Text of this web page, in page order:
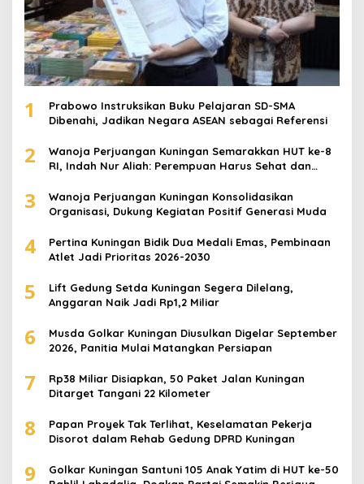
1
Prabowo Instruksikan Buku Pelajaran SD-SMA
Dibenahi, Jadikan Negara ASEAN sebagai Referensi
2
Wanoja Perjuangan Kuningan Semarakkan HUT ke-8
RI, Indah Nur Aliah: Perempuan Harus Sehat dan
3
Wanoja Perjuangan Kuningan Konsolidasikan
Organisasi, Dukung Kegiatan Positif Generasi Muda
4
Pertina Kuningan Bidik Dua Medali Emas, Pembinaan
Atlet Jadi Prioritas 2026-2030
5
Lift Gedung Setda Kuningan Segera Dilelang,
Anggaran Naik Jadi Rp1,2 Miliar
6
Musda Golkar Kuningan Diusulkan Digelar September
2026, Panitia Mulai Matangkan Persiapan
7
Rp38 Miliar Disiapkan, 50 Paket Jalan Kuningan
Ditarget Tangani 22 Kilometer
8
Papan Proyek Tak Terlihat, Keselamatan Pekerja
Disorot dalam Rehab Gedung DPRD Kuningan
9
Golkar Kuningan Santuni 105 Anak Yatim di HUT ke-50